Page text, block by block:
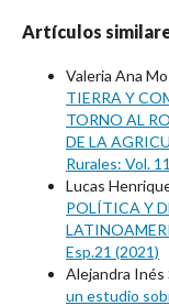
Artículos
Valeria Ana
TIERRA Y
TORNO AL
DE LA
Rurales: Vol.
Lucas
POLÍTICA Y
Esp.21 (2021)
Alejandra Inés
un estudio